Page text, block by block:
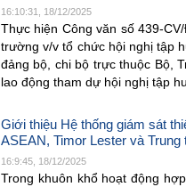
16:10:31, 18/12/2025
Thực hiện Công văn số 439-
trường v/v tổ chức hội nghị tập
đảng bộ, chi bộ trực thuộc Bộ,
lao động tham dự hội nghị tập
Giới thiệu Hệ thống giám sát
ASEAN, Timor Lester và
16:9:45, 18/12/2025
Trong khuôn khổ hoạt động